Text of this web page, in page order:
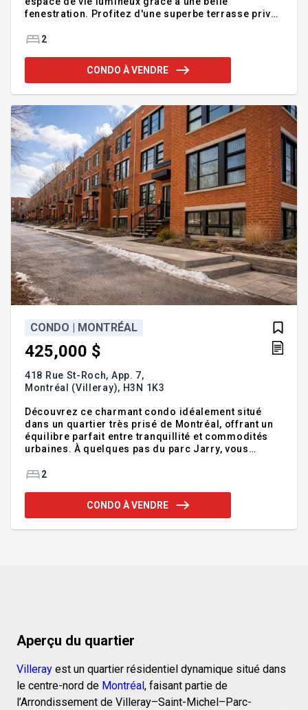
fenestration. Profitez d'une superbe terrasse privée
belle saison, ainsi qu'une allée de stationnement
maximiser votre confort au quotidien.
Emplacement stratégique près des écoles,
jeune couple ou investisseur. Disponible
immédiatement. Une occasion à ne p
2
CONDO À VENDRE
CONDO | MONTRÉAL
425,000 $
418 Rue St-Roch, App. 7,
Montréal (Villeray), H3N 1K3
Découvrez ce charmant condo idéalement situé
dans un quartier très prisé de Montréal, offrant un
équilibre parfait entre tranquillité et commodités
urbaines. À quelques pas du parc Jarry, vous
notamment de sentiers de randonnée, de courts de
facilités grâce à un accès rapide à la gare de Parc
et à la station de métro toute proche, vous
2
CONDO À VENDRE
Aperçu du quartier
Villeray est un quartier résidentiel dynamique situé dans
le centre-nord de Montréal, faisant partie de
l’Arrondissement de Villeray–Saint-Michel–Parc-